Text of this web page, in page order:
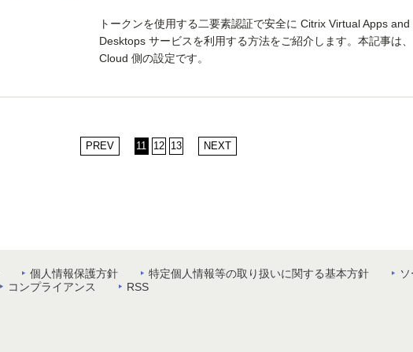
トークンを使用する二要素認証で安全に Citrix Virtual Apps and
Desktops サービスを利用する方法をご紹介します。本記事は
Cloud 側の設定です。
PREV 11 12 13 NEXT
個人情報保護方針 特定個人情報等の取り扱いに関する基本方針
コンプライアンス RSS